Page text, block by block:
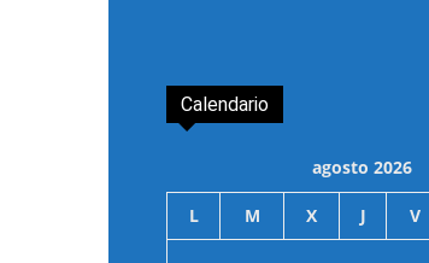
Calendario
agosto 2026
L M X J V